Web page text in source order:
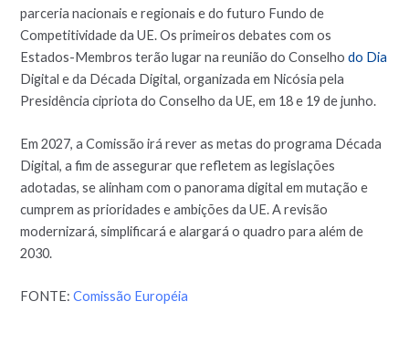
parceria nacionais e regionais e do futuro Fundo de
Competitividade da UE. Os primeiros debates com os
Estados-Membros terão lugar na reunião do Conselhodo Dia
Digital e da Década Digital, organizada em Nicósia pela
Presidência cipriota do Conselho da UE, em 18 e 19 de junho.
Em 2027, a Comissão irá rever as metas do programa Década
Digital, a fim de assegurar que refletem as legislações
adotadas, se alinham com o panorama digital em mutação e
cumprem as prioridades e ambições da UE. A revisão
modernizará, simplificará e alargará o quadro para além de
2030.
FONTE:Comissão Européia